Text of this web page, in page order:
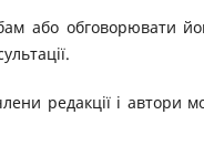
або обговорювати
редакції і автори